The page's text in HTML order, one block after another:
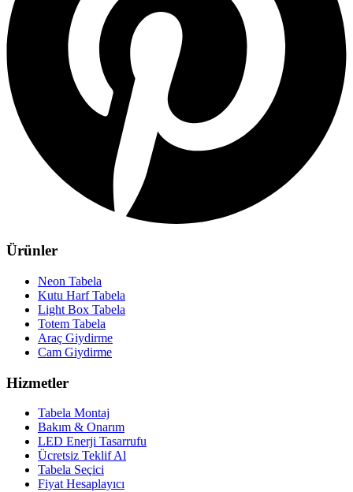
Ürünler
Neon Tabela
Kutu Harf Tabela
Light Box Tabela
Totem Tabela
Araç Giydirme
Cam Giydirme
Hizmetler
Tabela Montaj
Bakım & Onarım
LED Enerji Tasarrufu
Ücretsiz Teklif Al
Tabela Seçici
Fiyat Hesaplayıcı